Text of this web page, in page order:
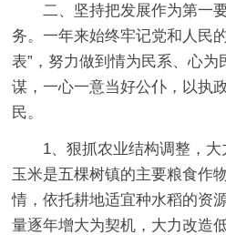
二、坚持把发展作为第一
务。一年来始终牢记党和人民
表”，努力做到情为民系、心
谋，一心一意当好公仆，以执
民。
1、狠抓农业结构调整，
玉米是五棵树镇的主要粮食作
情，依托耕地适宜种水稻的资
量逐年增大为契机，大力改造